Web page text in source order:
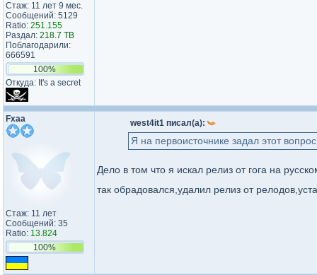
Стаж: 11 лет 9 мес.
Сообщений: 5129
Ratio: 251.155
Раздал: 218.7 TB
Поблагодарили:
666591
100%
Откуда: It's a secret
Fxaa
Стаж: 11 лет
Сообщений: 35
Ratio: 13.824
100%
west4it1 писал(а):
Я на первоисточнике задал этот
Дело в том что я искал релиз от гога на
так обрадовался,удалил релиз от